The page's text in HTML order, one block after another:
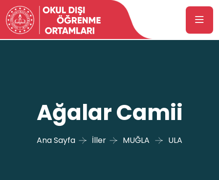
Ağalar Camii
Ana Sayfa İller MUĞLA ULA